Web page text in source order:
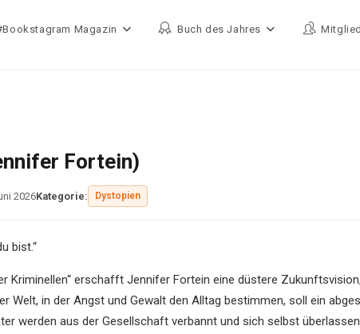
Magazin Buch des Jahres
Fortein)
2026Kategorie: Dystopien
bist.“
Kriminellen“ erschafft Jennifer Fortein eine düstere
Welt, in der Angst und Gewalt den Alltag bestimmen, soll ein
werden aus der Gesellschaft verbannt und sich selbst